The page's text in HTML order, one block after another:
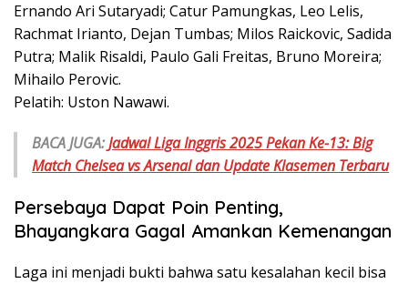
Ernando Ari Sutaryadi; Catur Pamungkas, Leo Lelis,
Rachmat Irianto, Dejan Tumbas; Milos Raickovic, Sadida
Putra; Malik Risaldi, Paulo Gali Freitas, Bruno Moreira;
Mihailo Perovic.
Pelatih: Uston Nawawi.
BACA JUGA:Jadwal Liga Inggris 2025 Pekan Ke-13: Big
Match Chelsea vs Arsenal dan Update Klasemen Terbaru
Persebaya Dapat Poin Penting,
Bhayangkara Gagal Amankan Kemenangan
Laga ini menjadi bukti bahwa satu kesalahan kecil bisa